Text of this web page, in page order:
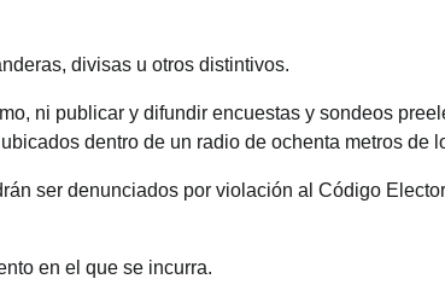
divisas u otros distintivos.
ni publicar y difundir encuestas y sondeos
dentro de un radio de ochenta metros de
ser denunciados por violación al Código
en el que se incurra.